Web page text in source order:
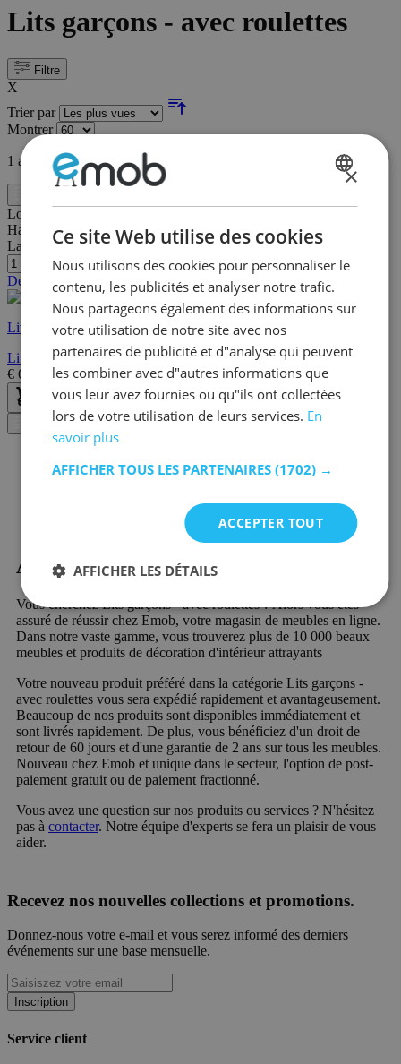
Lits garçons - avec roulettes
Filtre
X
Trier par
Montrer
1 article
Longueur:
Hauteur:85 cm
Largeur/profondeur: 54 cm
Dernières pièces
Livraison rapide
Lit cododo Lavri - gris
€ 63,60 €318,00
Filtre
Acheter Lits garçons - avec roulettes?
Vous cherchez Lits garçons - avec roulettes ? Alors vous êtes
assuré de réussir chez Emob, votre magasin de meubles en ligne.
Dans notre vaste gamme, vous trouverez plus de 10 000 beaux
meubles et produits de décoration d'intérieur attrayants
Votre nouveau produit préféré dans la catégorie Lits garçons -
avec roulettes vous sera expédié rapidement et avantageusement.
Beaucoup de nos produits sont disponibles immédiatement et
sont livrés rapidement. De plus, vous bénéficiez d'un droit de
retour de 60 jours et d'une garantie de 2 ans sur tous les meubles.
Nouveau chez Emob et unique dans le secteur, l'option de post-
paiement gratuit ou de paiement fractionné.
Vous avez une question sur nos produits ou services ? N'hésitez
pas à contacter. Notre équipe d'experts se fera un plaisir de vous
aider.
Recevez nos nouvelles collections et promotions.
Donnez-nous votre e-mail et vous serez informé des derniers
événements sur une base mensuelle.
Inscription
Service client
×
Ce site Web utilise des cookies
Nous utilisons des cookies pour personnaliser le
contenu, les publicités et analyser notre trafic.
Nous partageons également des informations sur
votre utilisation de notre site avec nos
partenaires de publicité et d"analyse qui peuvent
les combiner avec d"autres informations que
vous leur avez fournies ou qu"ils ont collectées
lors de votre utilisation de leurs services. En
savoir plus
AFFICHER TOUS LES PARTENAIRES (1702) →
ACCEPTER TOUT
AFFICHER LES DÉTAILS